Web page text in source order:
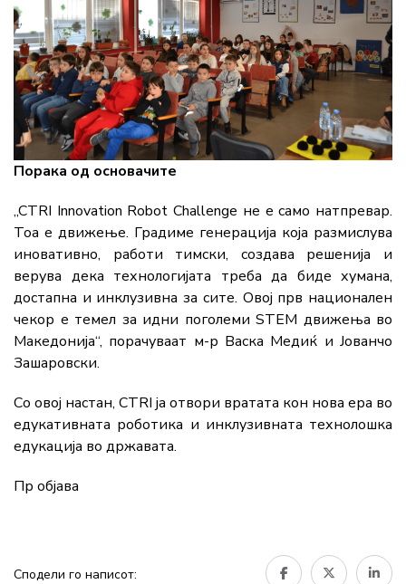
Порака од основачите
„CTRI Innovation Robot Challenge не е само натпревар.
Тоа е движење. Градиме генерација која размислува
иновативно, работи тимски, создава решенија и
верува дека технологијата треба да биде хумана,
достапна и инклузивна за сите. Овој прв национален
чекор е темел за идни поголеми STEM движења во
Македонија“, порачуваат м-р Васка Медиќ и Јованчо
Зашаровски.
Со овој настан, CTRI ја отвори вратата кон нова ера во
едукативната роботика и инклузивната технолошка
едукација во државата.
Пр објава
Сподели го написот: